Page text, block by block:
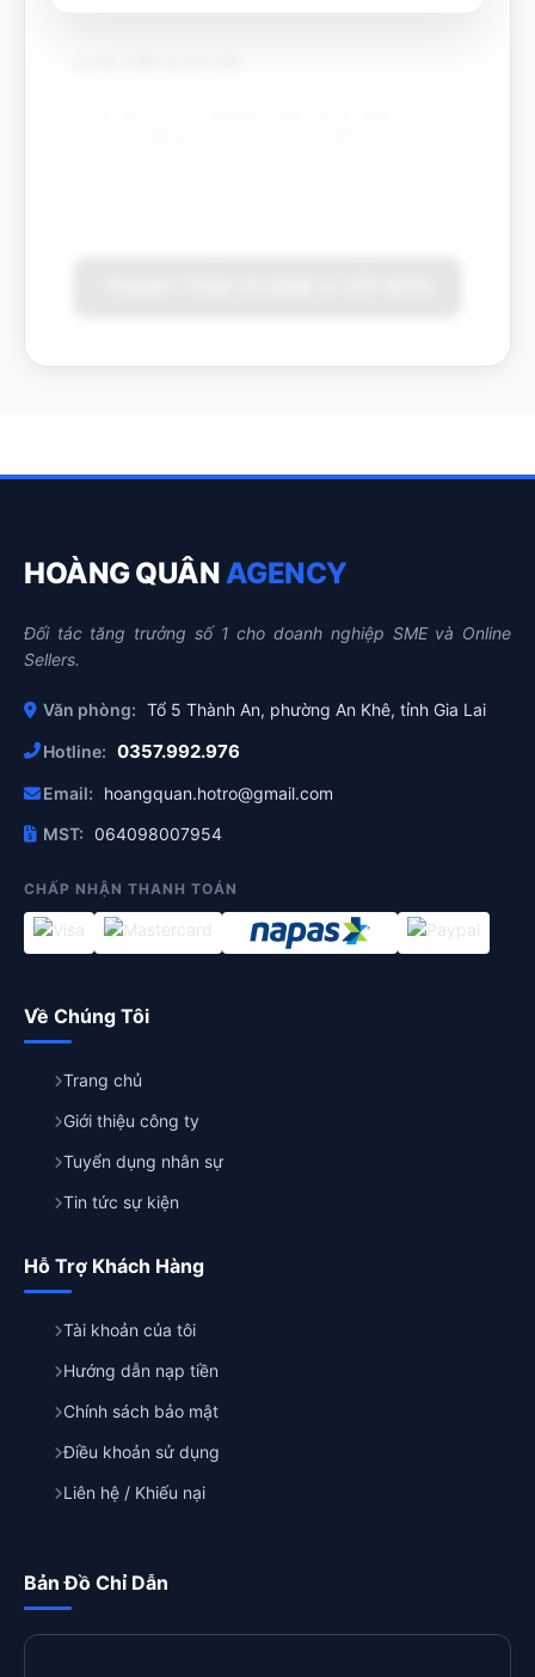
HOÀNG QUÂNAGENCY
Đối tác tăng trưởng số 1 cho doanh nghiệp SME và Online
Sellers.
Văn phòng: Tổ 5 Thành An, phường An Khê, tỉnh Gia Lai
Hotline: 0357.992.976
Email:
hoangquan.hotro@gmail.com
MST: 064098007954
CHẤP NHẬN THANH TOÁN
Về Chúng Tôi
Trang chủ
Giới thiệu công ty
Tuyển dụng nhân sự
Tin tức sự kiện
Hỗ Trợ Khách Hàng
Tài khoản của tôi
Hướng dẫn nạp tiền
Chính sách bảo mật
Điều khoản sử dụng
Liên hệ / Khiếu nại
Bản Đồ Chỉ Dẫn